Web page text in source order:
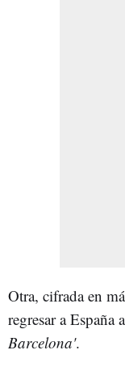
Otra, cifrada en
regresar a España
Barcelona'.